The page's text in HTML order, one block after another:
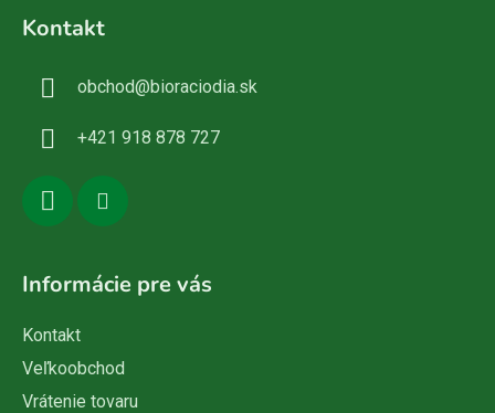
Kontakt
obchod@bioraciodia.sk
+421 918 878 727
Informácie pre vás
Kontakt
Veľkoobchod
Vrátenie tovaru